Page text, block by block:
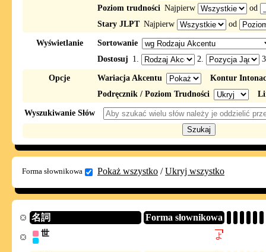
Poziom trudności Najpierw
od
Stary JLPT Najpierw od
Wyświetlanie
Sortowanie
Dostosuj 1. 2.
Opcje Wariacja Akcentu
Kontur
Podręcznik / Poziom Trudności
Wyszukiwanie Słów
Forma słownikowa Pokaż wszystko /Ukryj wszystko
名詞 Forma słownikowa
世 よ